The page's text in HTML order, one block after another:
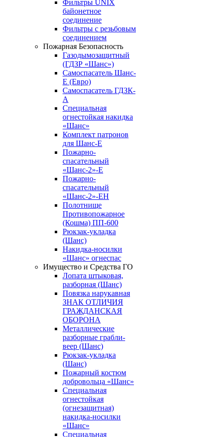
Фильтры UNIX
байонетное
соединение
Фильтры с резьбовым
соединением
Пожарная Безопасность
Газодымозащитный
(ГДЗР «Шанс»)
Самоспасатель Шанс-
Е (Евро)
Самоспасатель ГДЗК-
А
Специальная
огнестойкая накидка
«Шанс»
Комплект патронов
для Шанс-Е
Пожарно-
спасательный
«Шанс-2»-Е
Пожарно-
спасательный
«Шанс-2»-ЕН
Полотнище
Противопожарное
(Кошма) ПП-600
Рюкзак-укладка
(Шанс)
Накидка-носилки
«Шанс» огнеспас
Имущество и Средства ГО
Лопата штыковая,
разборная (Шанс)
Повязка нарукавная
ЗНАК ОТЛИЧИЯ
ГРАЖДАНСКАЯ
ОБОРОНА
Металлические
разборные грабли-
веер (Шанс)
Рюкзак-укладка
(Шанс)
Пожарный костюм
добровольца «Шанс»
Специальная
огнестойкая
(огнезащитная)
накидка-носилки
«Шанс»
Специальная